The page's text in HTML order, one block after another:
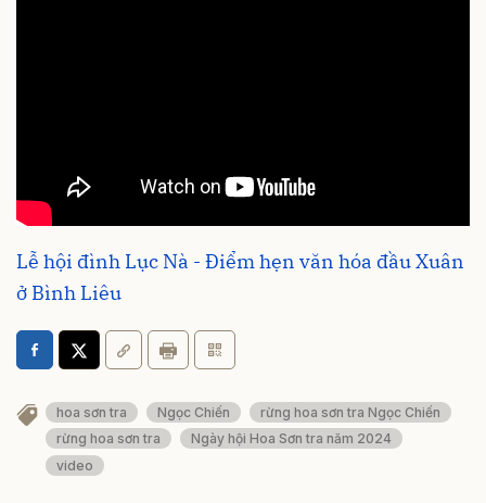
Lễ hội đình Lục Nà - Điểm hẹn văn hóa đầu Xuân
ở Bình Liêu
hoa sơn tra Ngọc Chiến
rừng hoa sơn tra Ngọc Chiến
rừng hoa sơn tra
Ngày hội Hoa Sơn tra năm 2024
video